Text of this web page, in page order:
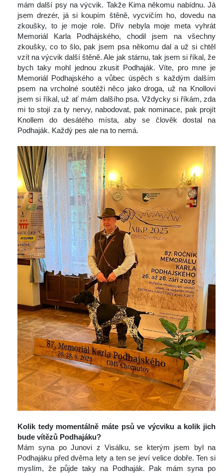
mám další psy na výcvik. Takže Kima někomu nabídnu. Já
jsem drezér, já si koupím štěně, vycvičím ho, dovedu na
zkoušky, to je moje role. Dřív nebyla moje meta vyhrát
Memoriál Karla Podhájského, chodil jsem na všechny
zkoušky, co to šlo, pak jsem psa někomu dal a už si chtěl
vzít na výcvik další štěně. Ale jak stárnu, tak jsem si říkal, že
bych taky mohl jednou zkusit Podhaják. Víte, pro mne je
Memoriál Podhajského a vůbec úspěch s každým dalším
psem na vrcholné soutěži něco jako droga, už na Knollovi
jsem si říkal, už ať mám dalšího psa. Vždycky si říkám, zda
mi to stojí za ty nervy, nabodovat, pak nominace, pak projít
Knollem do desátého místa, aby se člověk dostal na
Podhaják. Každý pes ale na to nemá.
Kolik tedy momentálně máte psů ve výcviku a kolik jich
bude vítězů Podhajáku?
Mám syna po Junovi z Visálku, se kterým jsem byl na
Podhajáku před dvěma lety a ten se jeví velice dobře. Ten si
myslím, že půjde taky na Podhaják. Pak mám syna po